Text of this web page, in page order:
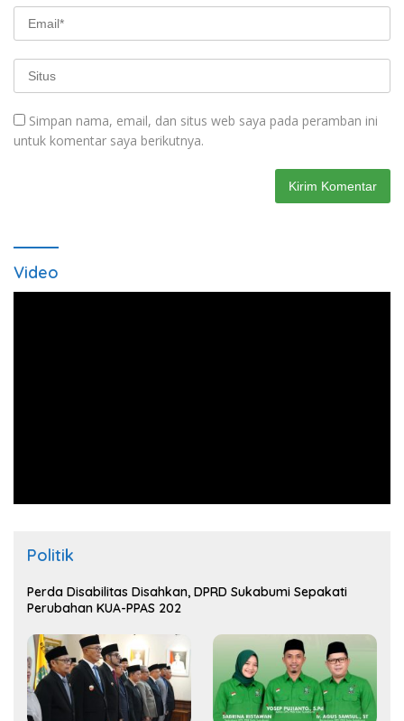
Simpan nama, email, dan situs web saya pada peramban ini
untuk komentar saya berikutnya.
Video
Politik
Perda Disabilitas Disahkan, DPRD Sukabumi Sepakati
Perubahan KUA-PPAS 202